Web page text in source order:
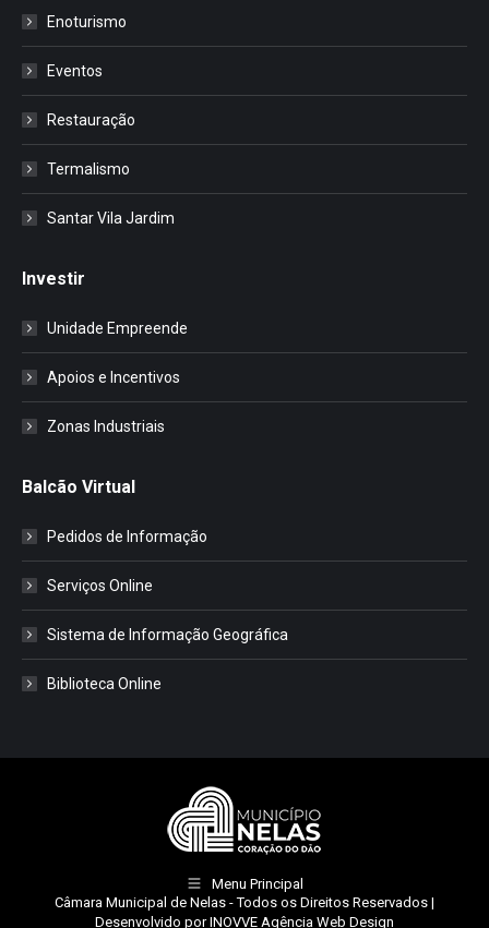
Enoturismo
Eventos
Restauração
Termalismo
Santar Vila Jardim
Investir
Unidade Empreende
Apoios e Incentivos
Zonas Industriais
Balcão Virtual
Pedidos de Informação
Serviços Online
Sistema de Informação Geográfica
Biblioteca Online
Menu Principal
Câmara Municipal de Nelas - Todos os Direitos Reservados |
Desenvolvido porINOVVE Agência Web Design